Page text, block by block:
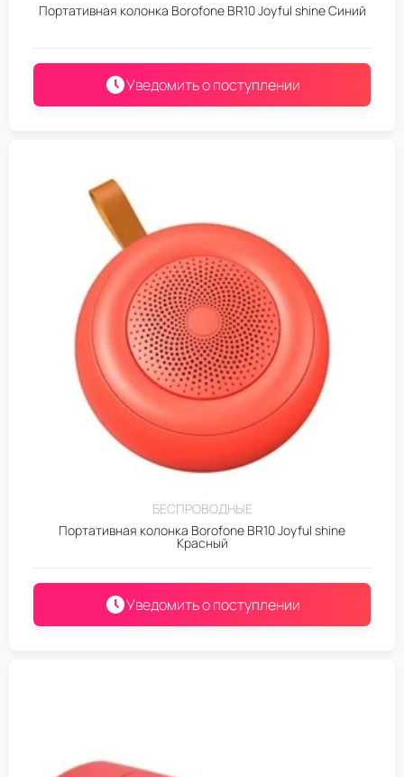
Портативная колонка Borofone BR10 Joyful shine Синий
Уведомить о поступлении
БЕСПРОВОДНЫЕ
Портативная колонка Borofone BR10 Joyful shine
Красный
Уведомить о поступлении